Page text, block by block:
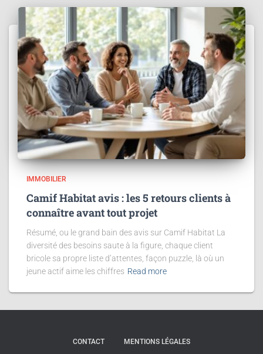
IMMOBILIER
Camif Habitat avis : les 5 retours clients à
connaître avant tout projet
Résumé, ou le grand bain des avis sur Camif Habitat La
diversité des besoins saute à la figure, chaque client
bricole sa propre liste d’attentes, façon puzzle, là où un
jeune actif aime les chiffres Read more
CONTACT MENTIONS LÉGALES